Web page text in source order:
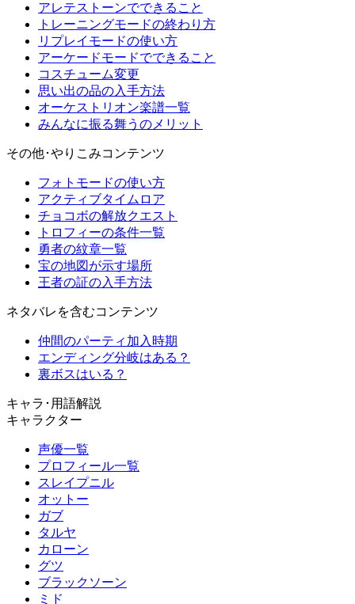
アレテストーンでできること
トレーニングモードの終わり方
リプレイモードの使い方
アーケードモードでできること
コスチューム変更
思い出の品の入手方法
オーケストリオン楽譜一覧
みんなに振る舞うのメリット
その他･やりこみコンテンツ
フォトモードの使い方
アクティブタイムロア
チョコボの解放クエスト
トロフィーの条件一覧
勇者の紋章一覧
宝の地図が示す場所
王者の証の入手方法
ネタバレを含むコンテンツ
仲間のパーティ加入時期
エンディング分岐はある？
裏ボスはいる？
キャラ･用語解説
キャラクター
声優一覧
プロフィール一覧
スレイプニル
オットー
ガブ
タルヤ
カローン
グツ
ブラックソーン
ミド